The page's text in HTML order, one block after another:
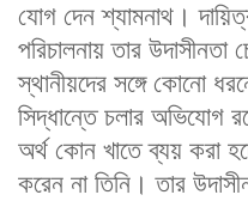
যোগ দেন শ্যামনাথ।
পরিচালনায় তার
স্থানীয়দের সঙ্গে কোনো
সিদ্ধান্তে চলার অভিযোগ
অর্থ কোন খাতে ব্যয় করা
করেন না তিনি। তার